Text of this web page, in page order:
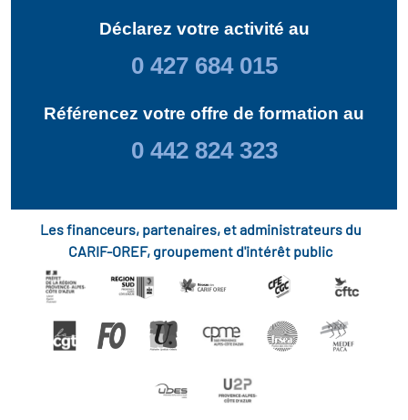
Déclarez votre activité au
0 427 684 015
Référencez votre offre de formation au
0 442 824 323
Les financeurs, partenaires, et administrateurs du
CARIF-OREF, groupement d'intérêt public